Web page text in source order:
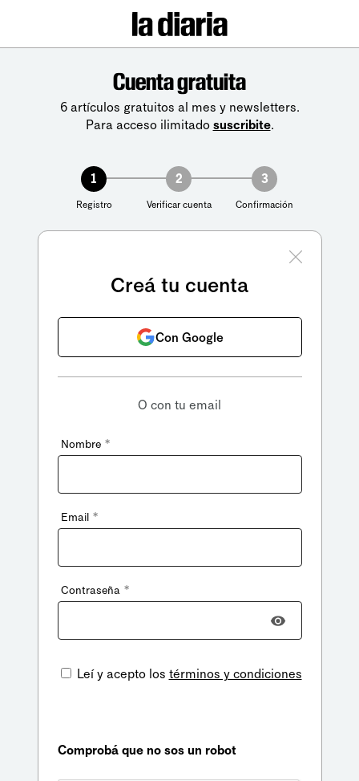
Cuenta gratuita
6 artículos gratuitos al mes y newsletters.
Para acceso ilimitado suscribite.
1
Registro
2
Verificar cuenta
3
Confirmación
Creá tu cuenta
Con Google
O con tu email
Nombre *
Email *
Contraseña *
Leí y acepto los términos y condiciones
Comprobá que no sos un robot